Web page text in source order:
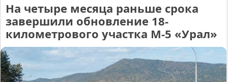
На четыре месяца раньше срока
завершили обновление 18-
километрового участка М-5 «Урал»